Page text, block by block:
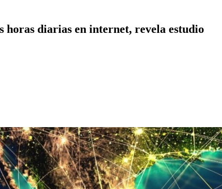
horas diarias en internet, revela estudio